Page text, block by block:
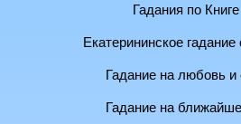
Гадания по
Екатерининское
Гадание на любовь и
Гадание на